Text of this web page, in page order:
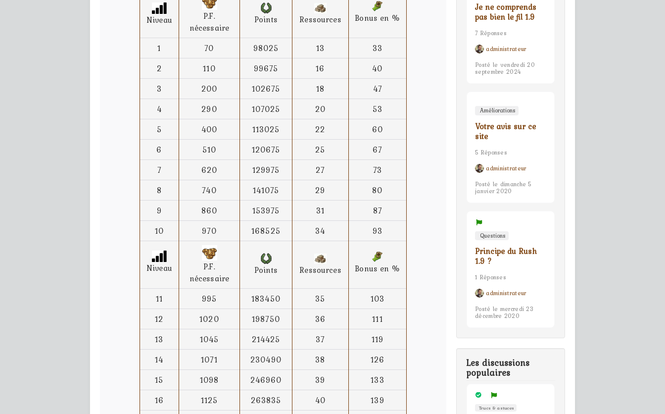
Niveau
P.F.
nécessaire
Points Ressources Bonus en %
1 70 98025 13
33
2
110 99675 16
40
3
200 102675 18
47
4
290 107025 20
53
5
400 113025 22
60
6
510 120675 25
67
7
620 129975 27
73
8
740 141075 29
80
9
860 153975 31
87
10
970 168525 34 93
Niveau
P.F.
nécessaire
Points Ressources Bonus en %
11 995 183450 35
103
12
1020 198750 36
111
13
1045 214425 37
119
14
1071 230490 38
126
15
1098 246960 39
133
16
1125 263835 40
139
Je ne comprends
pas bien le fil 1.9
7 Réponses
administrateur
Posté le vendredi 20
septembre 2024
Améliorations
Votre avis sur ce
site
5 Réponses
administrateur
Posté le dimanche 5
janvier 2020
Questions
Principe du Rush
1.9 ?
1 Réponses
administrateur
Posté le mercredi 23
décembre 2020
Les discussions
populaires
Trucs & astuces